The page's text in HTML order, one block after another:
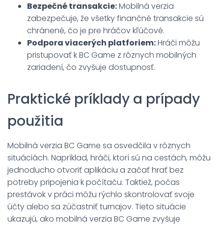
Bezpečné transakcie:Mobilná verzia
zabezpečuje, že všetky finančné transakcie sú
chránené, čo je pre hráčov kľúčové.
Podpora viacerých platforiem:Hráči môžu
pristupovať k BC Game z rôznych mobilných
zariadení, čo zvyšuje dostupnosť.
Praktické príklady a prípady
použitia
Mobilná verzia BC Game sa osvedčila v rôznych
situáciách. Napríklad, hráči, ktorí sú na cestách, môžu
jednoducho otvoriť aplikáciu a začať hrať bez
potreby pripojenia k počítaču. Taktiež, počas
prestávok v práci môžu rýchlo skontrolovať svoje
účty alebo sa zúčastniť turnajov. Tieto situácie
ukazujú, ako mobilná verzia BC Game zvyšuje